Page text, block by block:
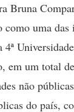
Bruna
uma
em um total
não
do país,